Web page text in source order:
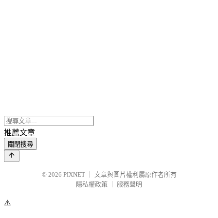
推薦文章
關閉搜尋
© 2026 PIXNET
文章與圖片權利屬原作者所有
隱私權政策
服務聲明
⚠️